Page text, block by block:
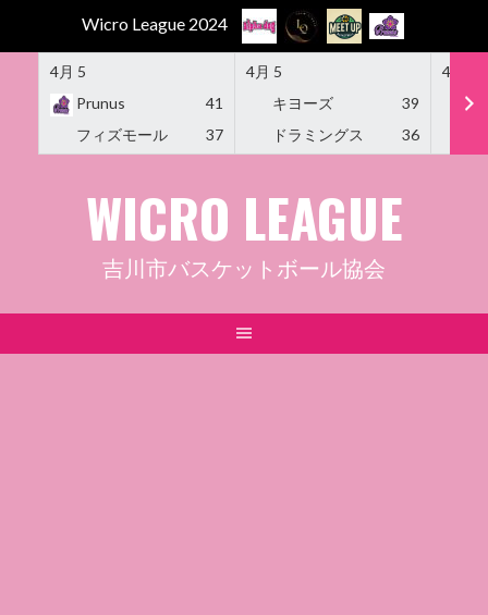
Wicro League 2024
4月 5
Prunus
41
フィズモール
37
4月 5
キヨーズ
39
ドラミングス
36
4月 5
WICRO LEAGUE
吉川市バスケットボール協会